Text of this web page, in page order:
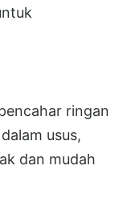
ringan
usus,
dan mudah